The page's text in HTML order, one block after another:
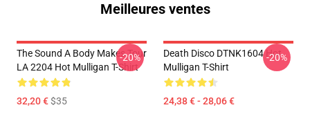
Meilleures ventes
The Sound A Body Makes Tour
LA 2204 Hot Mulligan T-Shirt
32,20 €$35
-20%
Death Disco DTNK1604 Hot
Mulligan T-Shirt
24,38 € - 28,06 €
-20%